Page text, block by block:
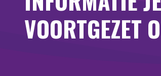
VOORTGEZET